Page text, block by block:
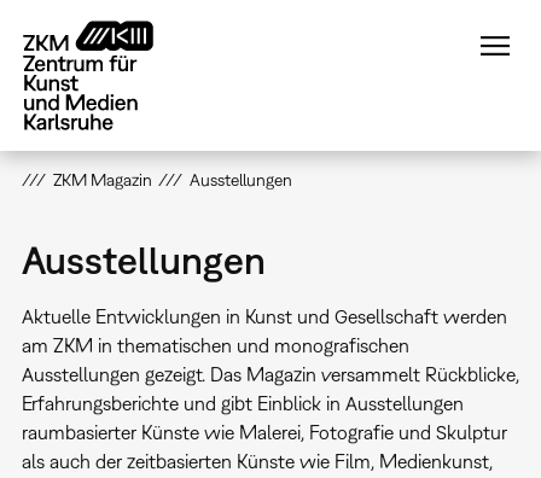
zum
Inhalt
ZKM Magazin Ausstellungen
Ausstellungen
Aktuelle Entwicklungen in Kunst und Gesellschaft werden
am ZKM in thematischen und monografischen
Ausstellungen gezeigt. Das Magazin versammelt Rückblicke,
Erfahrungsberichte und gibt Einblick in Ausstellungen
raumbasierter Künste wie Malerei, Fotografie und Skulptur
als auch der zeitbasierten Künste wie Film, Medienkunst,